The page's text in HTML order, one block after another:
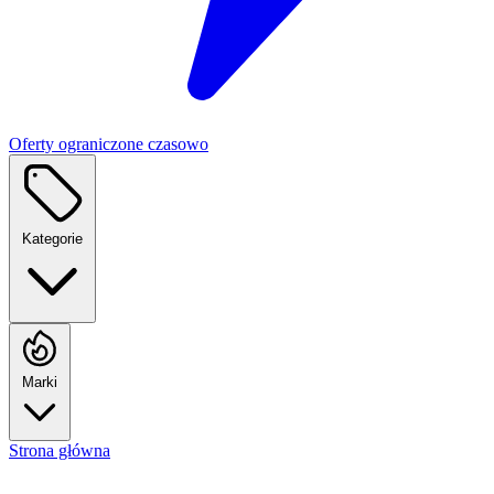
Oferty ograniczone czasowo
Kategorie
Marki
Strona główna